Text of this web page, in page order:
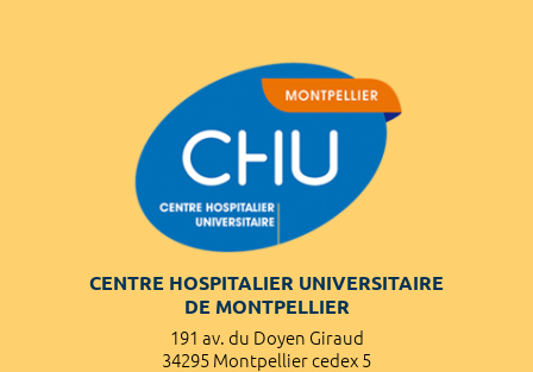
CENTRE HOSPITALIER UNIVERSITAIRE
DE MONTPELLIER
191 av. du Doyen Giraud
34295 Montpellier cedex 5